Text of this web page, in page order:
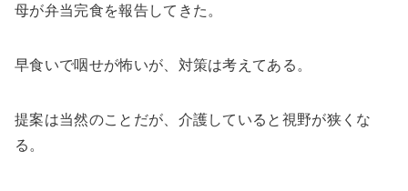
母が弁当完食を報告してきた。
早食いで咽せが怖いが、対策は考えてある。
提案は当然のことだが、介護していると視野が狭くな
る。